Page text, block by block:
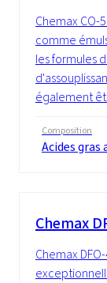
Chemax CO-
comme
les formules
également
Composition
Acides gras
Chemax
Chemax